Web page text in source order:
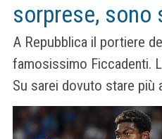
sorprese, sono
A Repubblica il portiere
famosissimo Ficcadenti.
Su sarei dovuto stare più